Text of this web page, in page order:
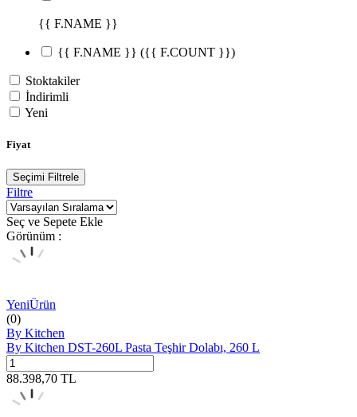
{{ F.NAME }}
{{ F.NAME }} ({{ F.COUNT }})
Stoktakiler
İndirimli
Yeni
Fiyat
Seçimi Filtrele
Filtre
Seç ve Sepete Ekle
Görünüm :
YeniÜrün
(0)
By Kitchen
By Kitchen DST-260L Pasta Teşhir Dolabı, 260 L
88.398,70 TL